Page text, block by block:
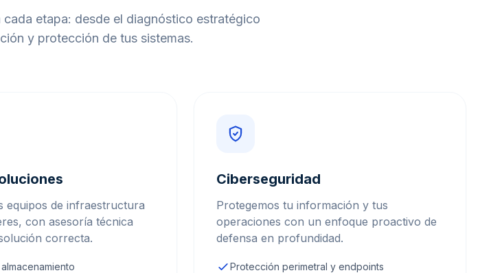
etapa: desde el diagnóstico estratégico
y protección de tus sistemas.
equipos de infraestructura
con asesoría técnica
correcta.
Ciberseguridad
Protegemos tu información y tus
operaciones con un enfoque proactivo de
defensa en profundidad.
Protección perimetral y endpoints